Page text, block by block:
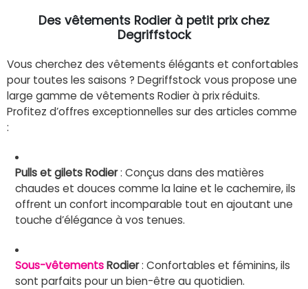
Des vêtements Rodier à petit prix chez
Degriffstock
Vous cherchez des vêtements élégants et confortables
pour toutes les saisons ? Degriffstock vous propose une
large gamme de vêtements Rodier à prix réduits.
Profitez d’offres exceptionnelles sur des articles comme
:
Pulls et gilets Rodier: Conçus dans des matières
chaudes et douces comme la laine et le cachemire, ils
offrent un confort incomparable tout en ajoutant une
touche d’élégance à vos tenues.
Sous-vêtementsRodier: Confortables et féminins, ils
sont parfaits pour un bien-être au quotidien.